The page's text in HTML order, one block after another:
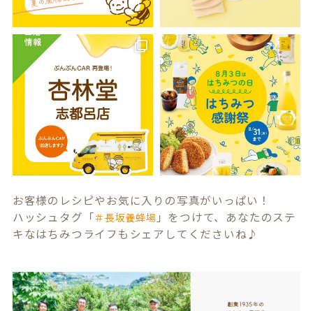
お客様のレシピやお気に入りの写真がいっぱい！
ハッシュタグ「＃長坂養蜂場 」をつけて、あなたのステ
キなはちみつライフもシェアしてくださいね♪